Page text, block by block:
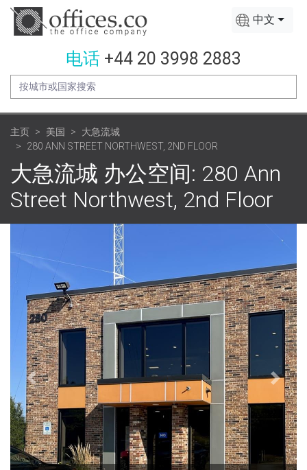
中文
电话 +44 20 3998 2883
主页 美国
大急流城
280 ANN STREET NORTHWEST, 2ND FLOOR
大急流城 办公空间: 280 Ann
Street Northwest, 2nd Floor